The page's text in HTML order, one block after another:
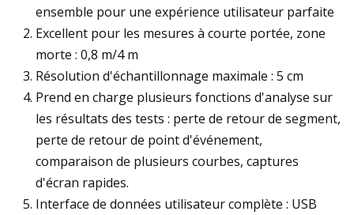
ensemble pour une expérience utilisateur parfaite
Excellent pour les mesures à courte portée, zone
morte : 0,8 m/4 m
Résolution d'échantillonnage maximale : 5 cm
Prend en charge plusieurs fonctions d'analyse sur
les résultats des tests : perte de retour de segment,
perte de retour de point d'événement,
comparaison de plusieurs courbes, captures
d'écran rapides.
Interface de données utilisateur complète : USB